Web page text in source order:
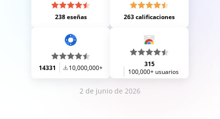
238 eseñas 263 calificaciones
14331 10,000,000+
315
100,000+ usuarios
2 de junio de 2026